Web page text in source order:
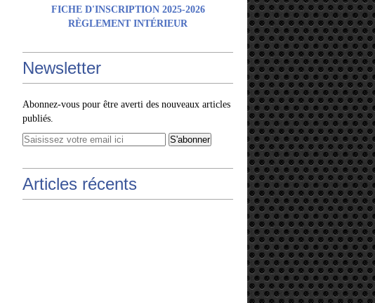
FICHE D'INSCRIPTION 2025-2026
RÈGLEMENT INTÉRIEUR
Newsletter
Abonnez-vous pour être averti des nouveaux articles
publiés.
Articles récents